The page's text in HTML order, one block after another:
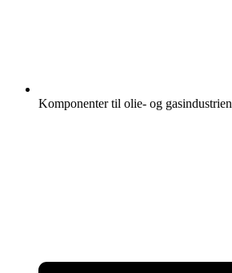
Komponenter til olie- og gasindustrien